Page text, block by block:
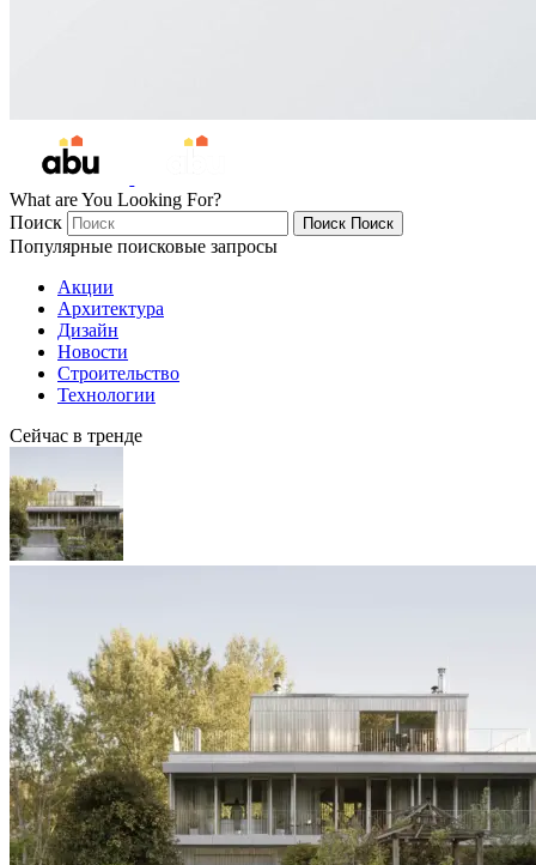
What are You Looking For?
Поиск
Поиск Поиск
Популярные поисковые запросы
Акции
Архитектура
Дизайн
Новости
Строительство
Технологии
Сейчас в тренде